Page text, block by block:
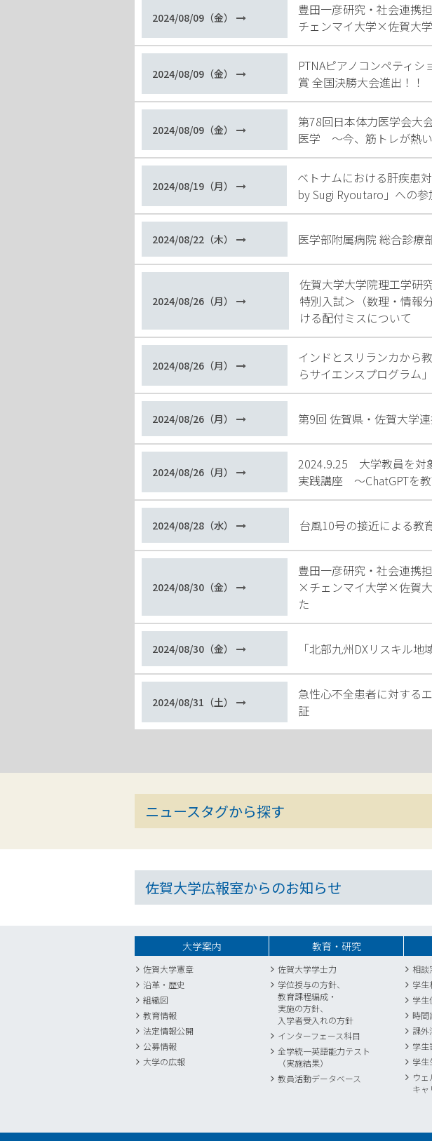
2024/08/09（金）
豊田一彦研究・社会連携
チェンマイ大学×佐賀大
2024/08/09（金）
PTNAピアノコンペティ
賞 全国決勝大会進出！！
2024/08/09（金）
第78回日本体力医学会大
医学 ～今、筋トレが熱
2024/08/19（月）
ベトナムにおける肝疾患
by Sugi Ryoutaro」への参
2024/08/22（木） 医学部附属病院 総合診療
2024/08/26（月）
佐賀大学大学院理工学研
特別入試＞（数理・情報
ける配付ミスについて
2024/08/26（月）
インドとスリランカから
らサイエンスプログラム
2024/08/26（月） 第9回 佐賀県・佐賀大学
2024/08/26（月）
2024.9.25 大学教員を対
実践講座 ～ChatGPTを
2024/08/28（水） 台風10号の接近による教
2024/08/30（金）
豊田一彦研究・社会連携
×チェンマイ大学×佐賀
た
2024/08/30（金） 「北部九州DXリスキル
2024/08/31（土）
急性心不全患者に対する
証
ニュースタグから探す
佐賀大学広報室からのお知らせ
大学案内
佐賀大学憲章
沿革・歴史
組織図
教育情報
法定情報公開
公募情報
大学の広報
教育・研究
佐賀大学学士力
学位授与の方針、
教育課程編成・
実施の方針、
入学者受入れの方針
インターフェース科目
全学統一英語能力テスト
（実施結果）
教員活動データベース
相談
学生
学生
時間
課外
学生
学生
ウ
キャ